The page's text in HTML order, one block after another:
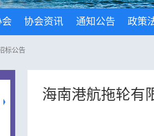
协会资讯 通知公告 政策
标公告
海南港航拖轮有